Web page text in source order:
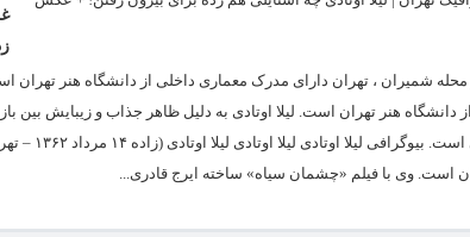
اوتادی متولد ۱۴ مرداد ۱۳۶۲ در محله شمیران ، تهران دارای مدرک معماری داخلی از
بازیگر
است. وی با فیلم «چشمان سیاه» ساخته ایرج قادری...